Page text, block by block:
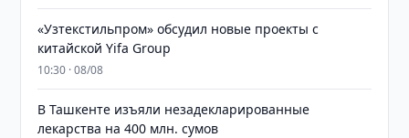
«Узтекстильпром» обсудил новые проекты с
китайской Yifa Group
10:30 · 08/08
​​​​​​​В Ташкенте изъяли незадекларированные
лекарства на 400 млн. сумов